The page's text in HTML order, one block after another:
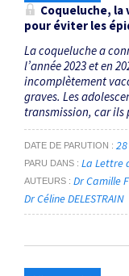
Coqueluche,
pour éviter les
La coqueluche a
l’année 2023 et en
incomplètement
graves. Les
transmission, car ils
DATE DE PARUTION
PARU DANS La Lettre
AUTEURS Dr Camille
Dr Céline DELESTRAIN